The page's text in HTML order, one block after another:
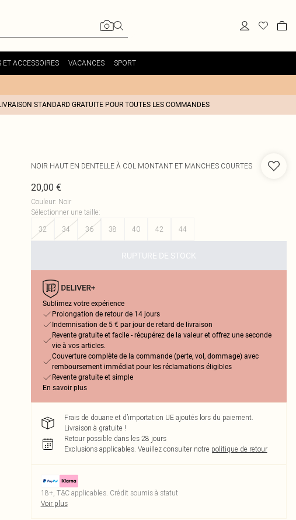
ET ACCESSOIRES VACANCES SPORT
STANDARD GRATUITE POUR TOUTES LES COMMANDES
NOIR HAUT EN DENTELLE À COL MONTANT ET MANCHES COURTES
20,00 €
Couleur: Noir
Sélectionner une taille:
32
34 36 38 40 42 44
RUPTURE DE STOCK
Sublimez votre expérience
Prolongation de retour de 14 jours
Indemnisation de 5 € par jour de retard de livraison
Revente gratuite et facile - récupérez de la valeur et offrez une seconde
vie à vos articles.
Couverture complète de la commande (perte, vol, dommage) avec
remboursement immédiat pour les réclamations éligibles
Revente gratuite et simple
En savoir plus
Frais de douane et d’importation UE ajoutés lors du paiement.
Livraison à gratuite !
Retour possible dans les 28 jours
Exclusions applicables. Veuillez consulter notre politique de retour
18+, T&C applicables. Crédit soumis à statut
Voir plus